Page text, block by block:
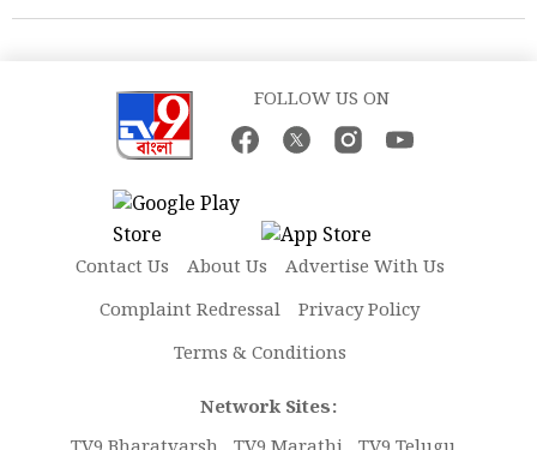
FOLLOW US ON
Contact Us About Us
Advertise With Us
Complaint Redressal
Privacy Policy
Terms & Conditions
Network Sites: